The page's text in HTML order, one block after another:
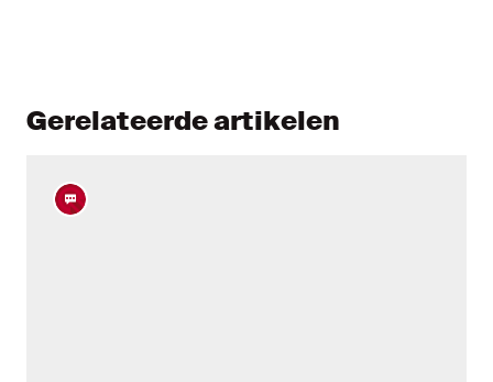
Gerelateerde artikelen